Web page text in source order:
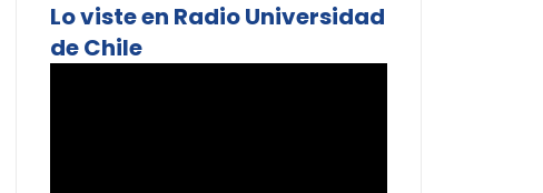
Lo viste en Radio Universidad
de Chile